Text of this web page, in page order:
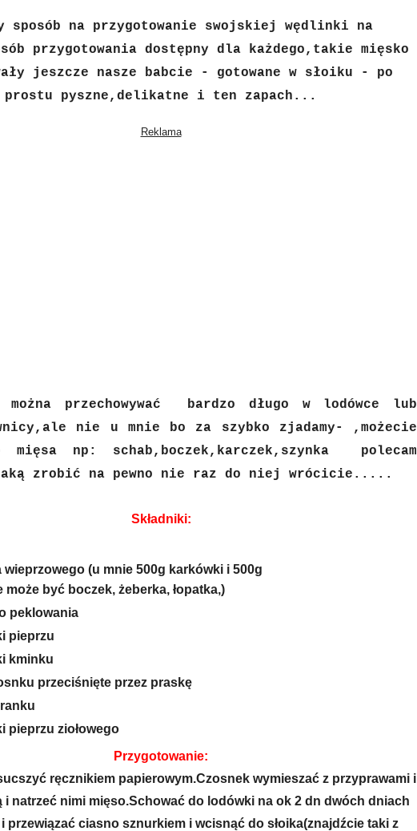
sposób na przygotowanie swojskiej wędlinki na
przygotowania dostępny dla każdego,takie mięsko
jeszcze nasze babcie - gotowane w słoiku - po
prostu pyszne,delikatne i ten zapach...
można przechowywać bardzo długo w lodówce lub
nie u mnie bo za szybko zjadamy- ,możecie
mięsa np: schab,boczek,karczek,szynka polecam
zrobić na pewno nie raz do niej wrócicie.....
Składniki:
wieprzowego (u mnie 500g karkówki i 500g
może być boczek, żeberka, łopatka,)
peklowania
pieprzu
kminku
przeciśnięte przez praskę
pieprzu ziołowego
Przygotowanie:
ręcznikiem papierowym.Czosnek wymieszać z przyprawami i
i natrzeć nimi mięso.Schować do lodówki na ok 2 dn dwóch dniach
przewiązać ciasno sznurkiem i wcisnąć do słoika(znajdźcie taki z